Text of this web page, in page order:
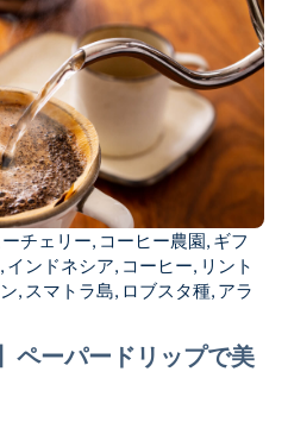
チェリー, コーヒー農園, ギフ
, インドネシア, コーヒー, リント
, スマトラ島, ロブスタ種, アラ
ペーパードリップで美